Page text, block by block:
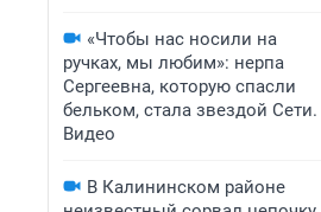
«Чтобы нас носили на
ручках, мы любим»: нерпа
Сергеевна, которую спасли
бельком, стала звездой Сети.
Видео
В Калининском районе